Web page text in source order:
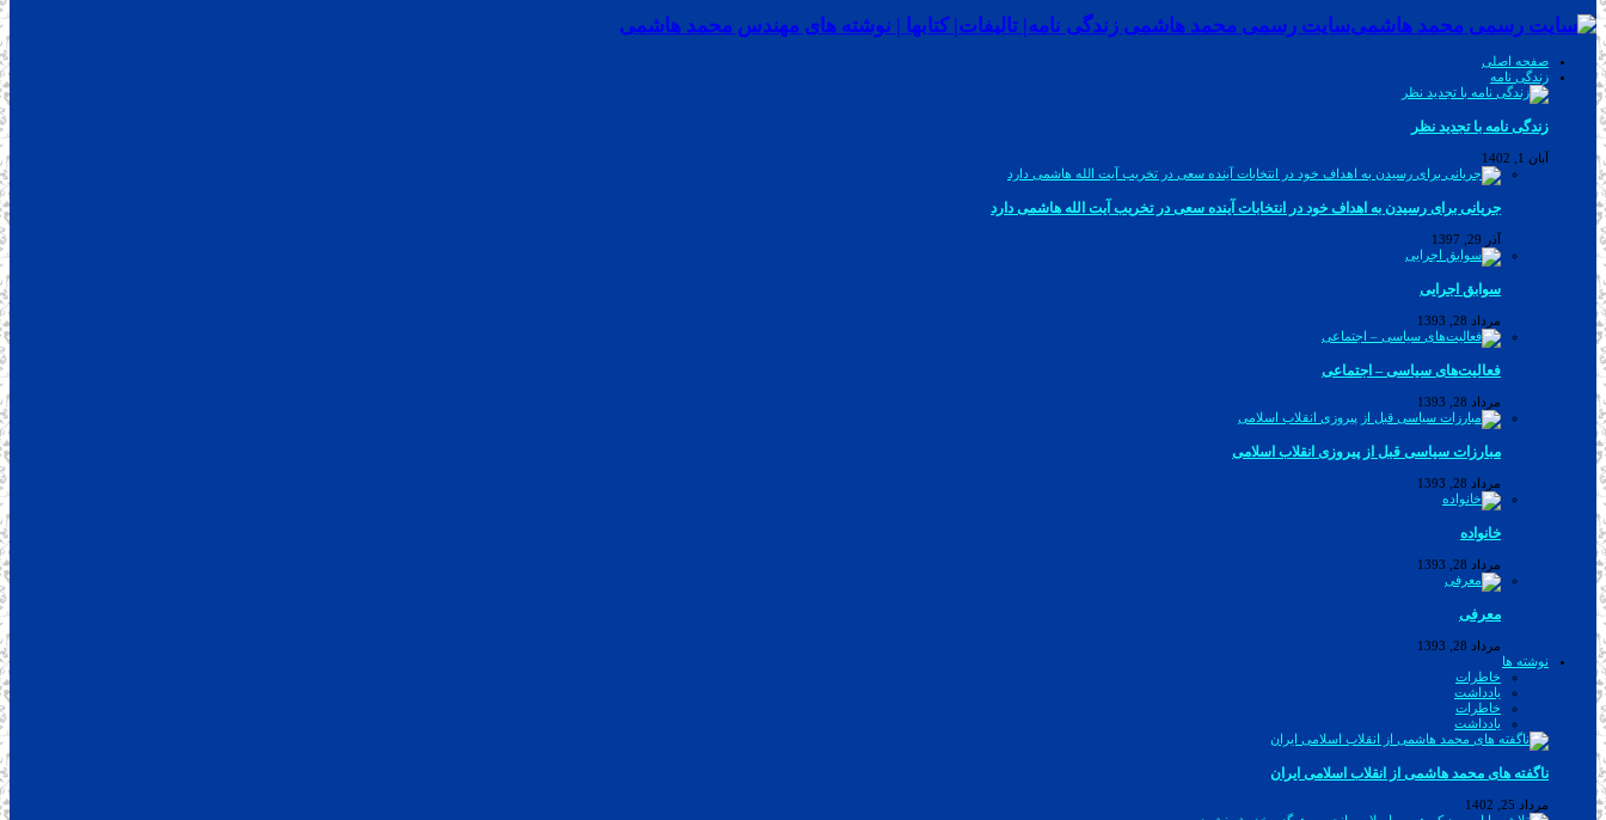
سایت رسمی محمد هاشمی زندگی نامه| تالیفات| کتابها | نوشته های مهندس محمد هاشمی
صفحه اصلی
زندگی نامه
زندگی نامه با تجدید نظر
آبان 1, 1402
جریانی برای رسیدن به اهداف خود در انتخابات آینده سعی در تخریب آیت الله هاشمی دارد
آذر 29, 1397
سوابق اجرایی
مرداد 28, 1393
فعالیت‌های سیاسی – اجتماعی
مرداد 28, 1393
مبارزات سیاسی قبل از پیروزی انقلاب اسلامی
مرداد 28, 1393
خانواده
مرداد 28, 1393
معرفی
مرداد 28, 1393
نوشته ها
خاطرات
یادداشت
خاطرات
یادداشت
ناگفته های محمد هاشمی از انقلاب اسلامی ایران
مرداد 25, 1402